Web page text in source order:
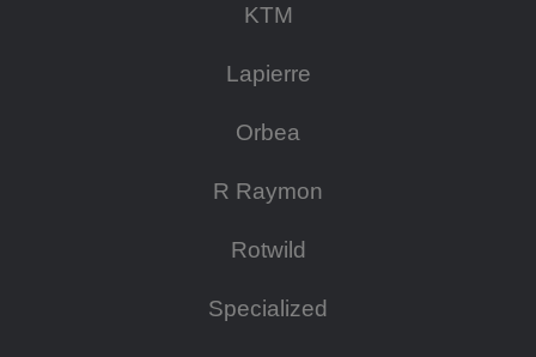
KTM
Lapierre
Orbea
R Raymon
Rotwild
Specialized